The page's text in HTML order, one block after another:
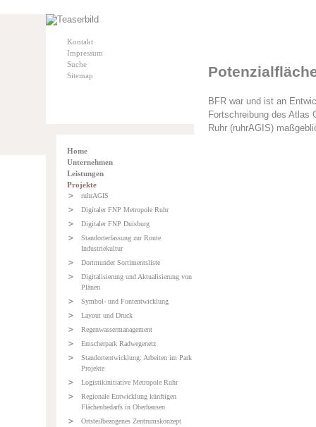
BFR war und ist an
Fortschreibung des Atlas
Ruhr (ruhrAGIS)
Kontakt
Impressum
Suche
Sitemap
Home
Unternehmen
Leistungen
Projekte
ruhrAGIS
Digitaler FNP Metropole Ruhr
Digitaler FNP Duisburg
Standorterfassung zur Route
Industriekultur
Dortmunder Sortimentsliste
Digitalisierung und Aktualisierung von
Plänen
Symbol- und Fontentwicklung
Layout und Druck
Regenwassermanagement
Emscherpark Radwegenetz
Standortentwicklung: Arbeiten im Park
Projekte
Logistikinitiative Metropole Ruhr
Regionale Entwicklung künftigen
Flächenbedarfs in Oberhausen
Ortsteilbezogenes Zentrumskonzept